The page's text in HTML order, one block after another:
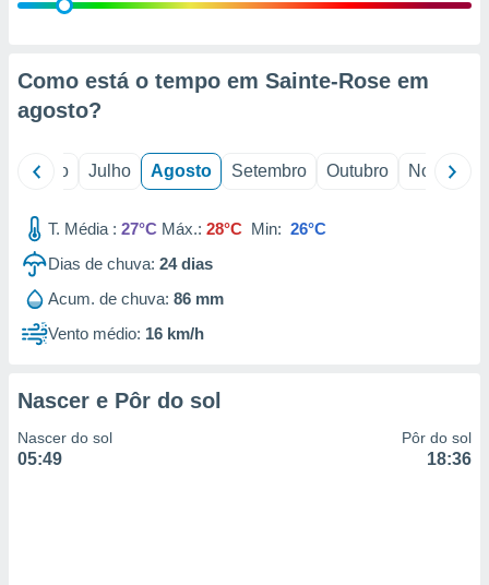
estudos
1199
Como está o tempo em Sainte-Rose em
agosto?
Junho Julho Agosto Setembro Outubro Novembro
T. Média : 27°C Máx.: 28°C Min: 26°C
Dias de chuva: 24dias
Acum. de chuva: 86 mm
Vento médio: 16 km/h
Nascer e Pôr do sol
Nascer do sol
05:49
Pôr do sol
18:36